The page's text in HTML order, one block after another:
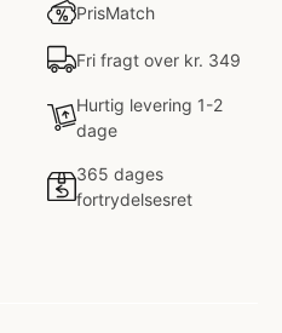
PrisMatch
Fri fragt over kr. 349
Hurtig levering 1-2
dage
365 dages
fortrydelsesret